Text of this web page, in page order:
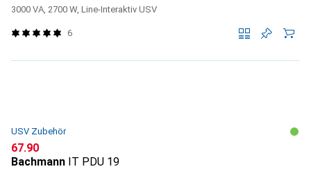
3000 VA, 2700 W, Line-Interaktiv USV
6
USV Zubehör
CHF
67.90
Bachmann IT PDU 19